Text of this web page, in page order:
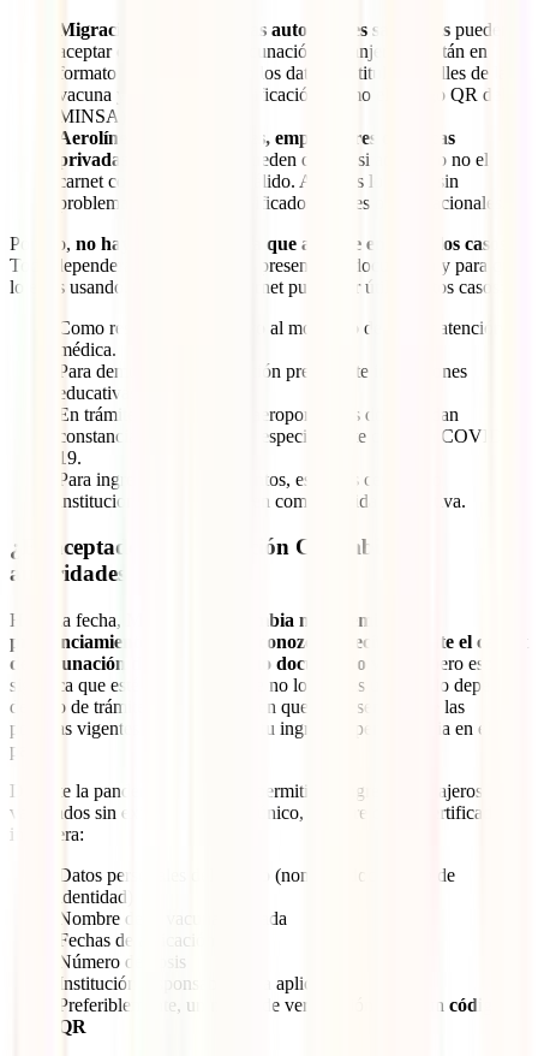
Migración Colombia y las autoridades sanitarias pueden
aceptar certificados de vacunación extranjeros si están en
formato legible, contienen los datos del titular, detalles de la
vacuna y un medio de verificación (como el código QR del
MINSA).
Aerolíneas, universidades, empleadores o clínicas
privadas en Colombia
pueden decidir si aceptan o no el
carnet como documento válido. Algunos lo hacen sin
problema; otros piden certificados locales o internacionales.
Por eso, no hay una única regla que aplique en todos los casos
Todo dependerá del lugar donde presentes el documento y para qué
lo estás usando. Además, este carnet puede ser útil en estos casos:
Como respaldo informativo al momento de recibir atención
médica.
Para demostrar tu vacunación previa ante instituciones
educativas o empleadores.
En trámites migratorios o aeroportuarios donde pidan
constancia de vacunación, especialmente contra la COVID-
19.
Para ingresar a ciertos eventos, espacios cerrados o
instituciones que lo soliciten como medida preventiva.
¿Es aceptado por Migración Colombia o
autoridades sanitarias?
Hasta la fecha,
Migración Colombia no ha emitido un
pronunciamiento oficial que reconozca específicamente el carnet
de vacunación del MINSA como documento válido
, pero eso no
significa que esté prohibido o que no lo puedas usar. Todo depende
del tipo de trámite, del momento en que lo presentes y de las
políticas vigentes al momento de tu ingreso o permanencia en el
país.
Durante la pandemia, Colombia permitió el ingreso de viajeros
vacunados sin exigir un formato único, siempre que el certificado
incluyera:
Datos personales del viajero (nombre, documento de
identidad)
Nombre de la vacuna aplicada
Fechas de aplicación
Número de dosis
Institución responsable de la aplicación
Preferiblemente, un medio de verificación como un código
QR